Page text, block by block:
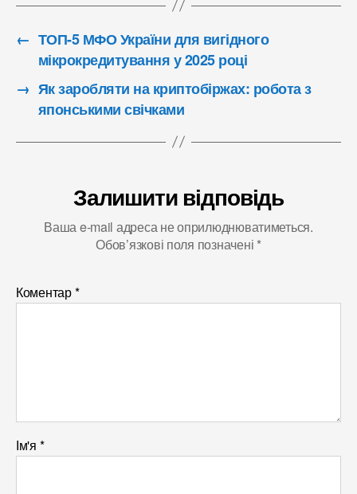
← ТОП-5 МФО України для вигідного
мікрокредитування у 2025 році
→ Як заробляти на криптобіржах: робота з
японськими свічками
Залишити відповідь
Ваша e-mail адреса не оприлюднюватиметься.
Обов’язкові поля позначені *
Коментар*
Ім'я *